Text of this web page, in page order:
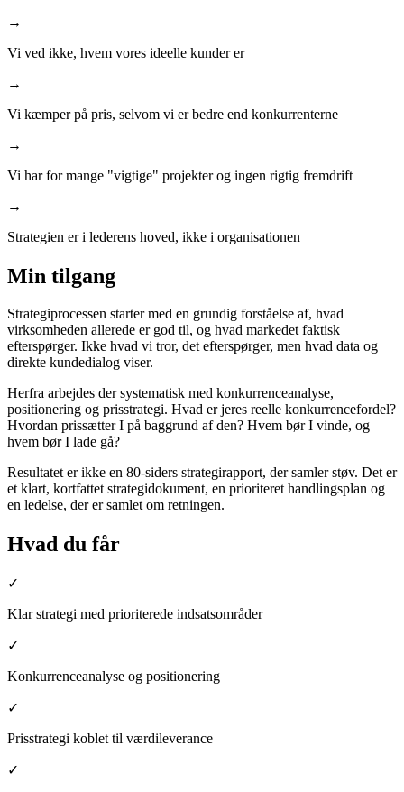
→
Vi ved ikke, hvem vores ideelle kunder er
→
Vi kæmper på pris, selvom vi er bedre end konkurrenterne
→
Vi har for mange "vigtige" projekter og ingen rigtig fremdrift
→
Strategien er i lederens hoved, ikke i organisationen
Min tilgang
Strategiprocessen starter med en grundig forståelse af, hvad
virksomheden allerede er god til, og hvad markedet faktisk
efterspørger. Ikke hvad vi tror, det efterspørger, men hvad data og
direkte kundedialog viser.
Herfra arbejdes der systematisk med konkurrenceanalyse,
positionering og prisstrategi. Hvad er jeres reelle konkurrencefordel?
Hvordan prissætter I på baggrund af den? Hvem bør I vinde, og
hvem bør I lade gå?
Resultatet er ikke en 80-siders strategirapport, der samler støv. Det er
et klart, kortfattet strategidokument, en prioriteret handlingsplan og
en ledelse, der er samlet om retningen.
Hvad du får
✓
Klar strategi med prioriterede indsatsområder
✓
Konkurrenceanalyse og positionering
✓
Prisstrategi koblet til værdileverance
✓